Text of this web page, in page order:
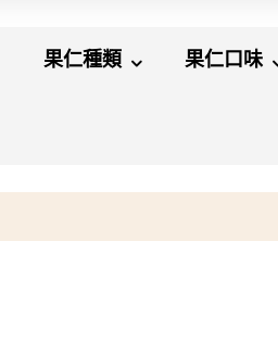
果仁種類 果仁口味